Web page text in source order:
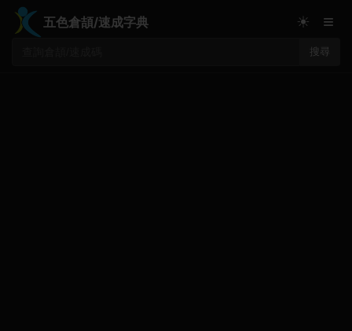
五色倉頡/速成字典
搜尋
☀ ≡